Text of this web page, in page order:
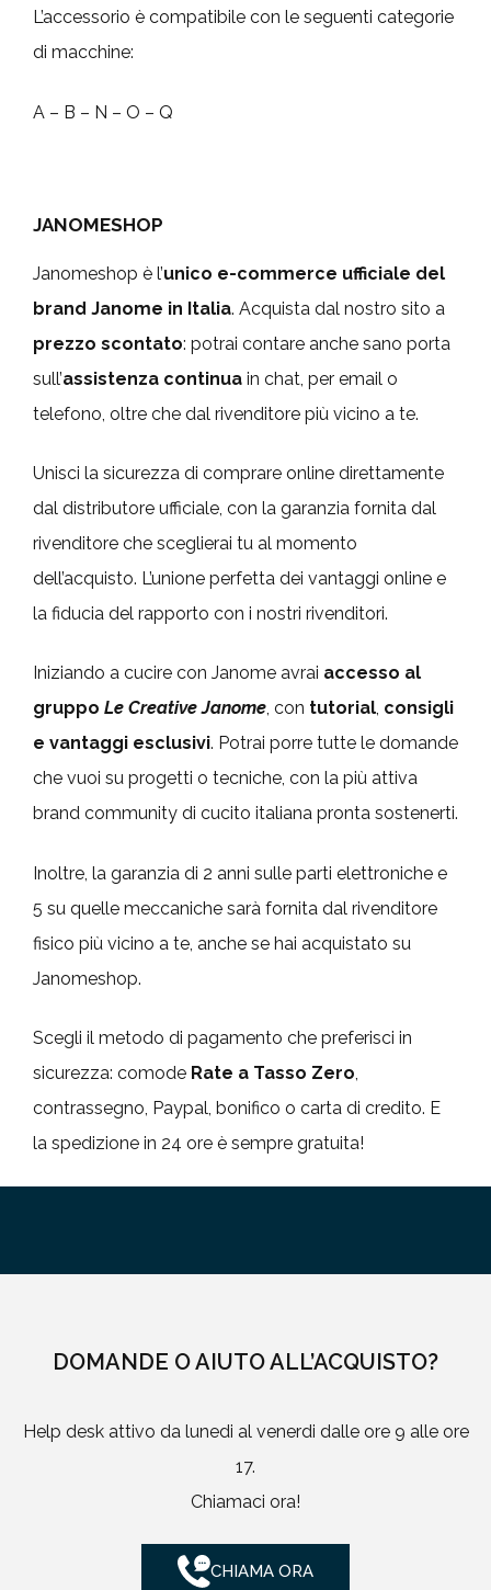
L’accessorio è compatibile con le seguenti categorie
di macchine:
A – B – N – O – Q
JANOMESHOP
Janomeshop è l’unico e-commerce ufficiale del
brand Janome in Italia. Acquista dal nostro sito a
prezzo scontato: potrai contare anche sano porta
sull’assistenza continua in chat, per email o
telefono, oltre che dal rivenditore più vicino a te.
Unisci la sicurezza di comprare online direttamente
dal distributore ufficiale, con la garanzia fornita dal
rivenditore che sceglierai tu al momento
dell’acquisto. L’unione perfetta dei vantaggi online e
la fiducia del rapporto con i nostri rivenditori.
Iniziando a cucire con Janome avrai accesso al
gruppo Le Creative Janome, con tutorial, consigli
e vantaggi esclusivi. Potrai porre tutte le domande
che vuoi su progetti o tecniche, con la più attiva
brand community di cucito italiana pronta sostenerti.
Inoltre, la garanzia di 2 anni sulle parti elettroniche e
5 su quelle meccaniche sarà fornita dal rivenditore
fisico più vicino a te, anche se hai acquistato su
Janomeshop.
Scegli il metodo di pagamento che preferisci in
sicurezza: comode Rate a Tasso Zero,
contrassegno, Paypal, bonifico o carta di credito. E
la spedizione in 24 ore è sempre gratuita!
DOMANDE O AIUTO ALL’ACQUISTO?
Help desk attivo da lunedi al venerdi dalle ore 9 alle ore
17.
Chiamaci ora!
CHIAMA ORA